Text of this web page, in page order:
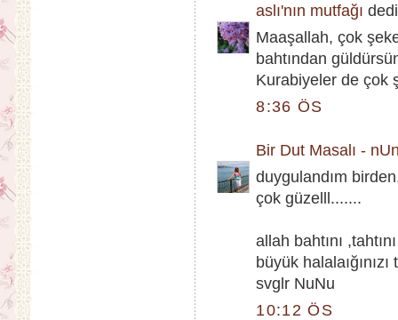
aslı'nın mutfağı
Maaşallah, çok
bahtından
Kurabiyeler de çok
8:36 ÖS
Bir Dut Masalı -
duygulandım
çok güzelll.......
allah bahtını
büyük
svglr NuNu
10:12 ÖS